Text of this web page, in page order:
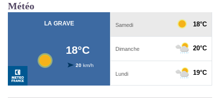
Météo